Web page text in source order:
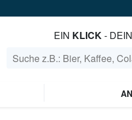
EIN KLICK-